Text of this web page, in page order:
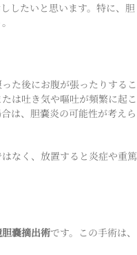
したいと思います。特に、胆
た後にお腹が張ったりするこ
は吐き気や嘔吐が頻繁に起こ
は、胆嚢炎の可能性が考えら
なく、放置すると炎症や重篤
嚢摘出術です。この手術は、